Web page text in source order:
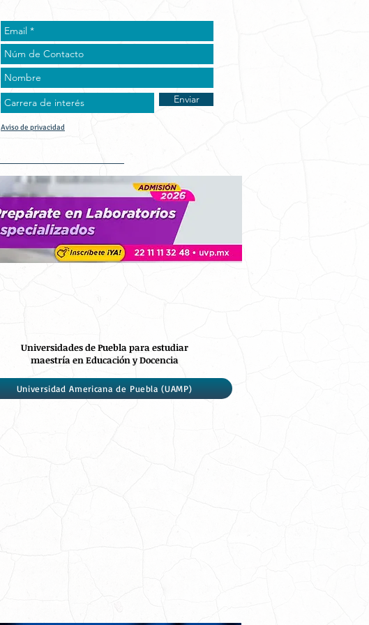
Enviar
Aviso de privacidad
Universidades de Puebla para estudiar
maestría en Educación y Docencia
Universidad Americana de Puebla (UAMP)